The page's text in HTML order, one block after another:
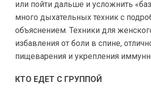
или пойти дальше и усложнить
много дыхательных техник с
объяснением. Техники для
избавления от боли в спине,
пищеварения и укрепления
КТО ЕДЕТ С ГРУППОЙ